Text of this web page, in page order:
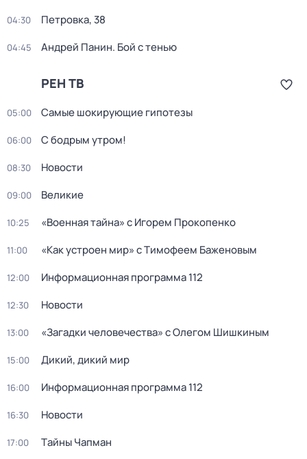
04:30 Петровка, 38
04:45 Андрей Панин. Бой с тенью
РЕН ТВ
05:00 Самые шoкиpующие гипотезы
06:00 С бодрым утром!
08:30 Новости
09:00 Великие
10:25 «Военная тайна» с Игорем Прокопенко
11:00 «Как устроен мир» с Тимофеем Баженовым
12:00 Информационная программа 112
12:30 Новости
13:00 «Загадки человечества» с Олегом Шишкиным
15:00 Дикий, дикий мир
16:00 Информационная программа 112
16:30 Новости
17:00 Тaйны Чапман